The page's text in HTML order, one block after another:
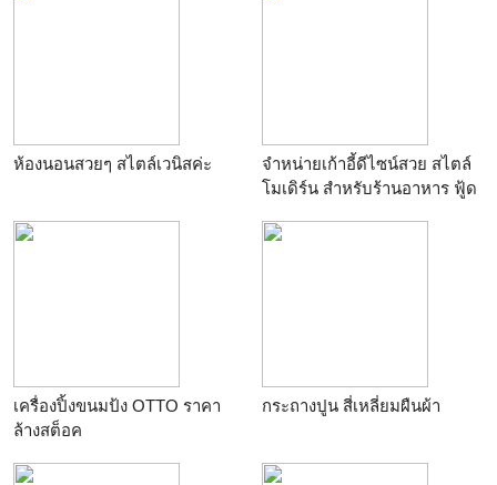
ห้องนอนสวยๆ สไตล์เวนิสค่ะ
จำหน่ายเก้าอี้ดีไซน์สวย สไตล์
โมเดิร์น สำหรับร้านอาหาร ฟู้ด
เครื่องปิ้งขนมป้ง OTTO ราคา
ล้างสต็อค
กระถางปูน สี่เหลี่ยมผืนผ้า